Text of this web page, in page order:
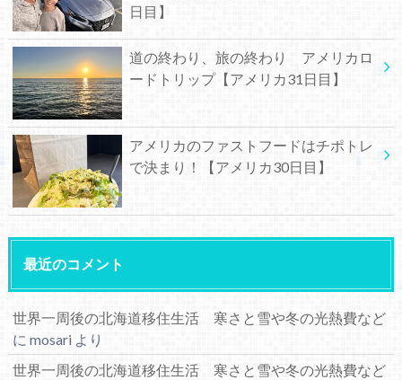
日目】
道の終わり、旅の終わり アメリカロ
ードトリップ【アメリカ31日目】
アメリカのファストフードはチポトレ
で決まり！【アメリカ30日目】
最近のコメント
世界一周後の北海道移住生活 寒さと雪や冬の光熱費など
に mosariより
世界一周後の北海道移住生活 寒さと雪や冬の光熱費など